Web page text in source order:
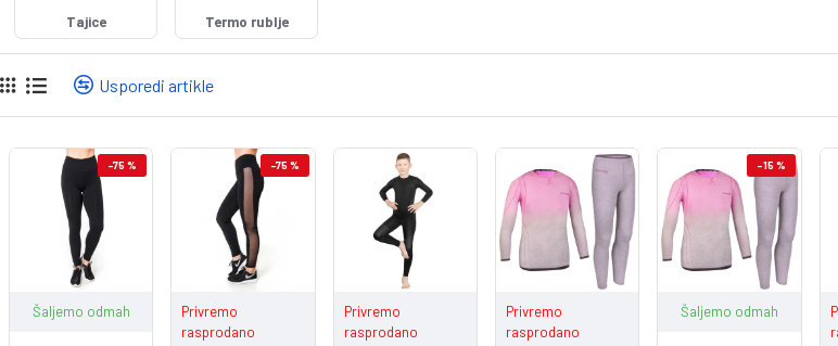
Tajice Termo rublje
Usporedi artikle
-75 %
Šaljemo odmah
-75 %
Privremo
rasprodano
Privremo
rasprodano
Privremo
rasprodano
-15 %
Šaljemo odmah